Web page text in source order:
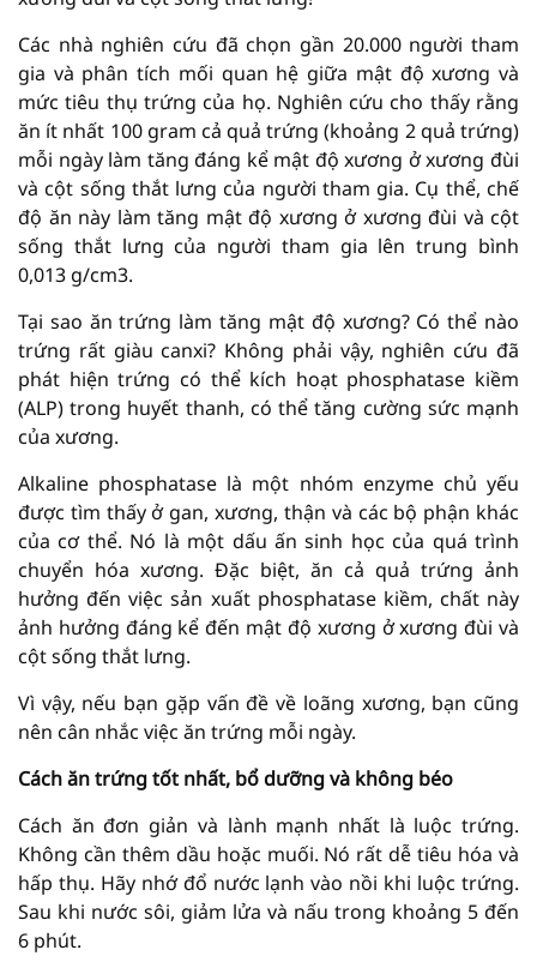
Các nhà nghiên cứu đã chọn gần 20.000 người tham
gia và phân tích mối quan hệ giữa mật độ xương và
mức tiêu thụ trứng của họ. Nghiên cứu cho thấy rằng
ăn ít nhất 100 gram cả quả trứng (khoảng 2 quả trứng)
mỗi ngày làm tăng đáng kể mật độ xương ở xương đùi
và cột sống thắt lưng của người tham gia. Cụ thể, chế
độ ăn này làm tăng mật độ xương ở xương đùi và cột
sống thắt lưng của người tham gia lên trung bình
0,013 g/cm3.
Tại sao ăn trứng làm tăng mật độ xương? Có thể nào
trứng rất giàu canxi? Không phải vậy, nghiên cứu đã
phát hiện trứng có thể kích hoạt phosphatase kiềm
(ALP) trong huyết thanh, có thể tăng cường sức mạnh
của xương.
Alkaline phosphatase là một nhóm enzyme chủ yếu
được tìm thấy ở gan, xương, thận và các bộ phận khác
của cơ thể. Nó là một dấu ấn sinh học của quá trình
chuyển hóa xương. Đặc biệt, ăn cả quả trứng ảnh
hưởng đến việc sản xuất phosphatase kiềm, chất này
ảnh hưởng đáng kể đến mật độ xương ở xương đùi và
cột sống thắt lưng.
Vì vậy, nếu bạn gặp vấn đề về loãng xương, bạn cũng
nên cân nhắc việc ăn trứng mỗi ngày.
Cách ăn trứng tốt nhất, bổ dưỡng và không béo
Cách ăn đơn giản và lành mạnh nhất là luộc trứng.
Không cần thêm dầu hoặc muối. Nó rất dễ tiêu hóa và
hấp thụ. Hãy nhớ đổ nước lạnh vào nồi khi luộc trứng.
Sau khi nước sôi, giảm lửa và nấu trong khoảng 5 đến
6 phút.